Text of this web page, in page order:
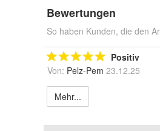
Bewertungen
So haben Kunden, die den
Positiv
Von: Pelz-Pem 23.12.25
Mehr...